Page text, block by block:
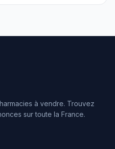
à vendre. Trouvez
sur toute la France.